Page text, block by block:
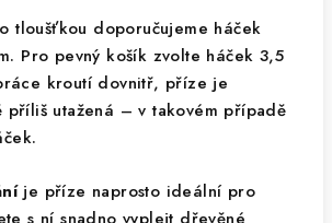
tloušťkou doporučujeme háček
Pro pevný košík zvolte háček 3,5
kroutí dovnitř, příze je
příliš utažená – v takovém případě
je příze naprosto ideální pro